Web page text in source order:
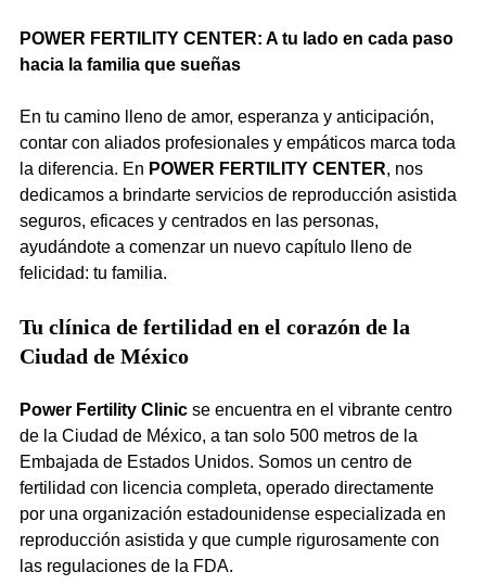
POWER FERTILITY CENTER: A tu lado en cada paso
hacia la familia que sueñas
En tu camino lleno de amor, esperanza y anticipación,
contar con aliados profesionales y empáticos marca toda
la diferencia. En POWER FERTILITY CENTER, nos
dedicamos a brindarte servicios de reproducción asistida
seguros, eficaces y centrados en las personas,
ayudándote a comenzar un nuevo capítulo lleno de
felicidad: tu familia.
Tu clínica de fertilidad en el corazón de la
Ciudad de México
Power Fertility Clinic se encuentra en el vibrante centro
de la Ciudad de México, a tan solo 500 metros de la
Embajada de Estados Unidos. Somos un centro de
fertilidad con licencia completa, operado directamente
por una organización estadounidense especializada en
reproducción asistida y que cumple rigurosamente con
las regulaciones de la FDA.